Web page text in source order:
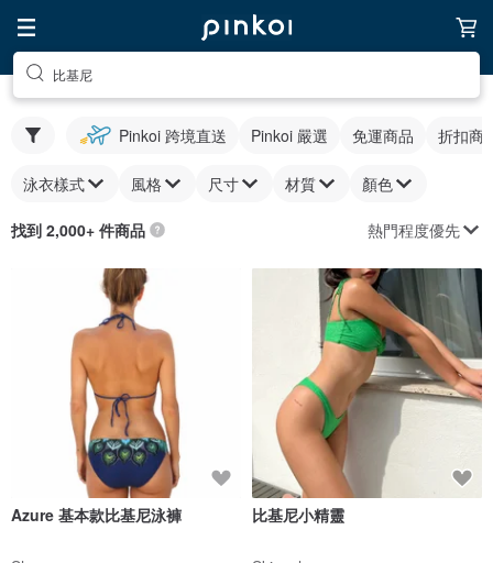
比基尼
Pinkoi 跨境直送 Pinkoi 嚴選 免運商品 折扣商
泳衣樣式 風格 尺寸 材質 顏色
找到 2,000+ 件商品 熱門程度優先
Azure 基本款比基尼泳褲 比基尼小精靈